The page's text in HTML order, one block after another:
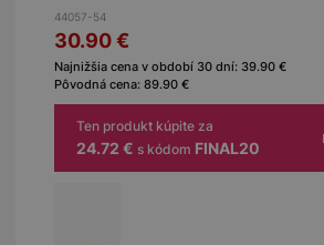
44057-54
30.90€
Najnižšia cena v období 30 dní: 39.90 €
Pôvodná cena: 89.90 €
Ten produkt kúpite za
24.72 € s kódom FINAL20